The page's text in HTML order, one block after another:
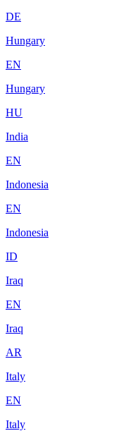
DE
Hungary
EN
Hungary
HU
India
EN
Indonesia
EN
Indonesia
ID
Iraq
EN
Iraq
AR
Italy
EN
Italy